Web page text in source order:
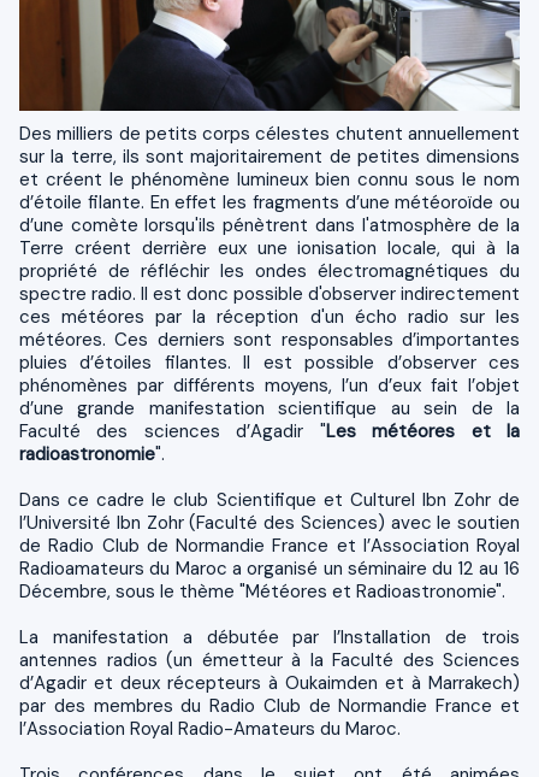
Des milliers de petits corps célestes chutent annuellement
sur la terre, ils sont majoritairement de petites dimensions
et créent le phénomène lumineux bien connu sous le nom
d’étoile filante. En effet les fragments d’une météoroïde ou
d’une comète lorsqu'ils pénètrent dans l'atmosphère de la
Terre créent derrière eux une ionisation locale, qui à la
propriété de réfléchir les ondes électromagnétiques du
spectre radio. Il est donc possible d'observer indirectement
ces météores par la réception d'un écho radio sur les
météores. Ces derniers sont responsables d’importantes
pluies d’étoiles filantes. Il est possible d’observer ces
phénomènes par différents moyens, l’un d’eux fait l’objet
d’une grande manifestation scientifique au sein de la
Faculté des sciences d’Agadir "Les météores et la
radioastronomie".
Dans ce cadre le club Scientifique et Culturel Ibn Zohr de
l’Université Ibn Zohr (Faculté des Sciences) avec le soutien
de Radio Club de Normandie France et l’Association Royal
Radioamateurs du Maroc a organisé un séminaire du 12 au 16
Décembre, sous le thème "Météores et Radioastronomie".
La manifestation a débutée par l’Installation de trois
antennes radios (un émetteur à la Faculté des Sciences
d’Agadir et deux récepteurs à Oukaimden et à Marrakech)
par des membres du Radio Club de Normandie France et
l’Association Royal Radio-Amateurs du Maroc.